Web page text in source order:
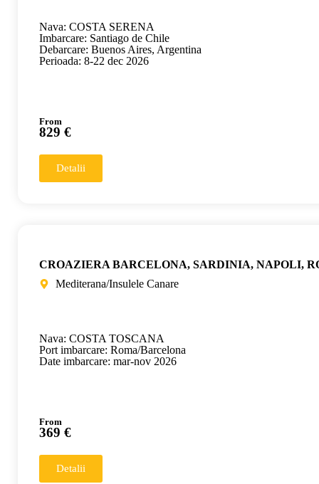
Nava: COSTA SERENA
Imbarcare: Santiago de Chile
Debarcare: Buenos Aires, Argentina
Perioada: 8-22 dec 2026
From
829 €
Detalii
CROAZIERA BARCELONA, SARDINIA, NAPOLI,
Mediterana/Insulele Canare
Nava: COSTA TOSCANA
Port imbarcare: Roma/Barcelona
Date imbarcare: mar-nov 2026
From
369 €
Detalii